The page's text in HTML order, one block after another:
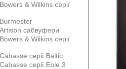
& Wilkins серії
сабвуфери
& Wilkins серії
серії Baltic
серії Eole 3